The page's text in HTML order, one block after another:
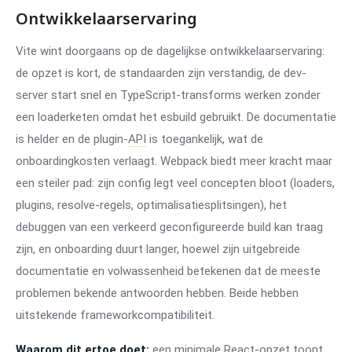
Ontwikkelaarservaring
Vite wint doorgaans op de dagelijkse ontwikkelaarservaring:
de opzet is kort, de standaarden zijn verstandig, de dev-
server start snel en TypeScript-transforms werken zonder
een loaderketen omdat het esbuild gebruikt. De documentatie
is helder en de plugin-API is toegankelijk, wat de
onboardingkosten verlaagt. Webpack biedt meer kracht maar
een steiler pad: zijn config legt veel concepten bloot (loaders,
plugins, resolve-regels, optimalisatiesplitsingen), het
debuggen van een verkeerd geconfigureerde build kan traag
zijn, en onboarding duurt langer, hoewel zijn uitgebreide
documentatie en volwassenheid betekenen dat de meeste
problemen bekende antwoorden hebben. Beide hebben
uitstekende frameworkcompatibiliteit.